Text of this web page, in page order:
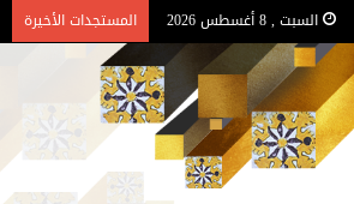
السبت , 8 أغسطس 2026 المستجدات الأخيرة